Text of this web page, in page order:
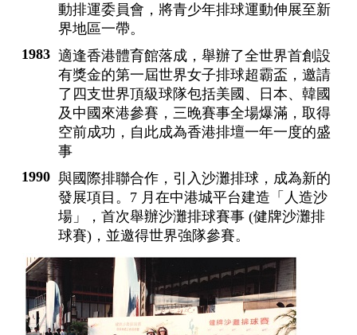
動排運委員會，將青少年排球運動伸展至新
界地區一帶。
1983 適逢香港體育館落成，舉辦了全世界首創設
有獎金的第一屆世界女子排球超霸盃，邀請
了四支世界頂級球隊包括美國、日本、韓國
及中國來港參賽，三晚賽事全場爆滿，取得
空前成功，自此成為香港排壇一年一度的盛
事
1990 與國際排聯合作，引入沙灘排球，成為新的
發展項目。7 月在中港城平台建造「人造沙
場」，首次舉辦沙灘排球賽事 (健牌沙灘排
球賽)，並邀得世界強隊參賽。